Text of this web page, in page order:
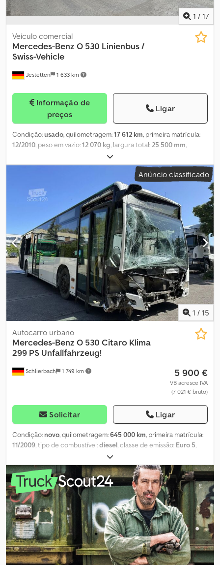
1 / 17
Jestetten 1 633 km
Veículo comercial
Mercedes-Benz O 530 Linienbus /
Swiss-Vehicle
Informação de
preços
Ligar
Condição:usado, quilometragem:17 612 km, primeira matrícula:
12/2010, peso em vazio:12 070 kg, largura total:25 500 mm,
, tipo de engrenagem:
de combustível:diesel, classe de emissão:Euro 5, potência:300
5 930 kg, próxima
, suspensão:ar, tamanho do pneu:
R22.5 , 11mm
, dimensão do pneu dianteiro:275/70 R22.5 , 11mm
número de lugares:2, cabina do condutor:cabina diurna , peso
operacional:18 000 kg, Equipamento: ar condicionado,
Anúncio classificado
1 / 15
Schlierbach 1 749 km
Autocarro urbano
Mercedes-Benz O 530 Citaro Klima
299 PS Unfallfahrzeug!
5 900 €
VB acresce IVA
(7 021 € bruto)
Solicitar Ligar
Condição: novo, quilometragem:645 000 km, primeira matrícula:
11/2009, tipo de combustível:diesel, classe de emissão: Euro 5,
, Mercedes Benz O 530 Citaro com ar-
condicionado !! Veículo acidentado !! Limitadamente operacional!
Desloca-se por conta própria com o motor em funcionamento!
Pode ser utilizado como fonte de peças! • Euro 5 • Grande ar-
condicionado de teto • 220 kW / 299 cv • Transmissão automática
• Cilindrada 11.967 cm³ • Retarder • ASR-ABS • 3 portas de entrada
duplas • Vidros elétricos Dkedpjwmpdxofx Aiusr • Espelhos
retrovisores externos elétricos e aquecidos • 2 janelas
basculantes • Rampa para cadeira de rodas • 31 assentos • 57
lugares em pé - de particular - Ônibus urbano alemão Salvo erro
ou venda prévia.